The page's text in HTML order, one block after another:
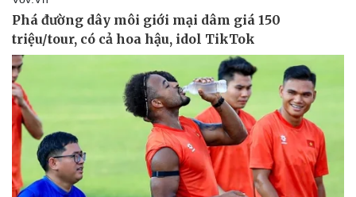
Thể thao
Bóng đá
Lịch thi đấu bóng đá
Thế giới thể thao
eSports
Hậu trường
Ô tô - Xe máy
Ô tô
Xe máy
Tư vấn